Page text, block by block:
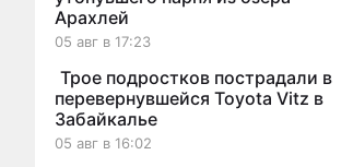
Арахлей
05 авг в 17:23
Трое подростков пострадали в
перевернувшейся Toyota Vitz в
Забайкалье
05 авг в 16:02